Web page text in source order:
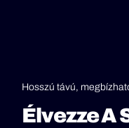
Hosszú távú,
Élvezze A